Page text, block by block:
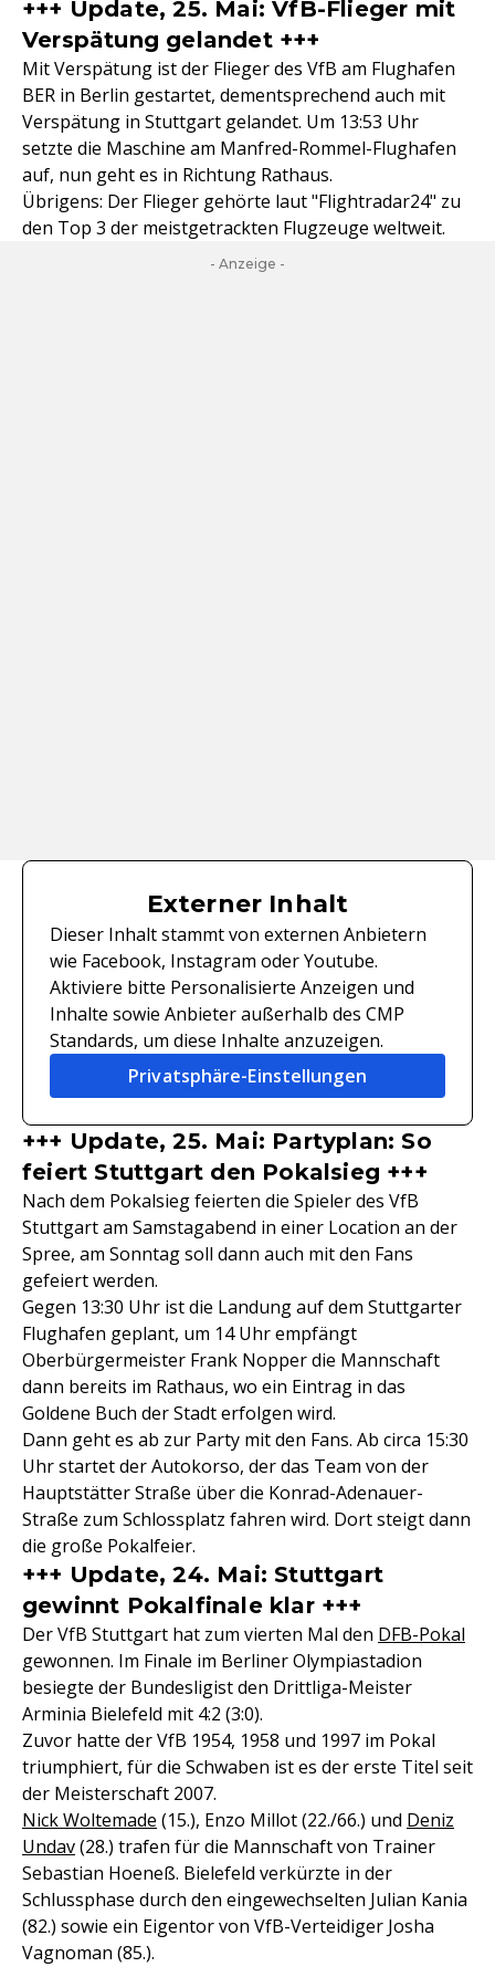
+++ Update, 25. Mai: VfB-Flieger mit
Verspätung gelandet +++
Mit Verspätung ist der Flieger des VfB am Flughafen
BER in Berlin gestartet, dementsprechend auch mit
Verspätung in Stuttgart gelandet. Um 13:53 Uhr
setzte die Maschine am Manfred-Rommel-Flughafen
auf, nun geht es in Richtung Rathaus.
Übrigens: Der Flieger gehörte laut "Flightradar24" zu
den Top 3 der meistgetrackten Flugzeuge weltweit.
- Anzeige -
Externer Inhalt
Dieser Inhalt stammt von externen Anbietern
wie Facebook, Instagram oder Youtube.
Aktiviere bitte Personalisierte Anzeigen und
Inhalte sowie Anbieter außerhalb des CMP
Standards, um diese Inhalte anzuzeigen.
Privatsphäre-Einstellungen
+++ Update, 25. Mai: Partyplan: So
feiert Stuttgart den Pokalsieg +++
Nach dem Pokalsieg feierten die Spieler des VfB
Stuttgart am Samstagabend in einer Location an der
Spree, am Sonntag soll dann auch mit den Fans
gefeiert werden.
Gegen 13:30 Uhr ist die Landung auf dem Stuttgarter
Flughafen geplant, um 14 Uhr empfängt
Oberbürgermeister Frank Nopper die Mannschaft
dann bereits im Rathaus, wo ein Eintrag in das
Goldene Buch der Stadt erfolgen wird.
Dann geht es ab zur Party mit den Fans. Ab circa 15:30
Uhr startet der Autokorso, der das Team von der
Hauptstätter Straße über die Konrad-Adenauer-
Straße zum Schlossplatz fahren wird. Dort steigt dann
die große Pokalfeier.
+++ Update, 24. Mai: Stuttgart
gewinnt Pokalfinale klar +++
Der VfB Stuttgart hat zum vierten Mal den DFB-Pokal
gewonnen. Im Finale im Berliner Olympiastadion
besiegte der Bundesligist den Drittliga-Meister
Arminia Bielefeld mit 4:2 (3:0).
Zuvor hatte der VfB 1954, 1958 und 1997 im Pokal
triumphiert, für die Schwaben ist es der erste Titel seit
der Meisterschaft 2007.
Nick Woltemade (15.), Enzo Millot (22./66.) und Deniz
Undav(28.) trafen für die Mannschaft von Trainer
Sebastian Hoeneß. Bielefeld verkürzte in der
Schlussphase durch den eingewechselten Julian Kania
(82.) sowie ein Eigentor von VfB-Verteidiger Josha
Vagnoman (85.).